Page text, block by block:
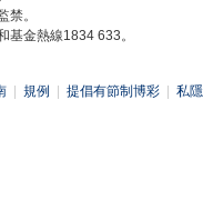
禁。
基金熱線1834 633。
規例 提倡有節制博彩 私